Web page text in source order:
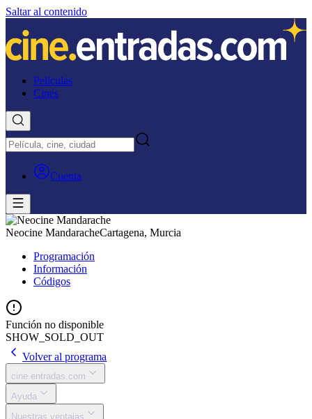
Saltar al contenido
Películas
Cines
Cuenta
Neocine MandaracheCartagena, Murcia
Programación
Información
Códigos
Función no disponible
SHOW_SOLD_OUT
Volver al programa
cine.entradas.com
Ayuda
Nuestras ventajas